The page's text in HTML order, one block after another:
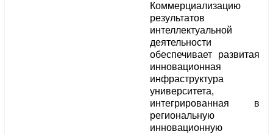
Коммерциализацию
результатов
интеллектуальной
деятельности
обеспечивает развитая
инновационная
инфраструктура
университета,
интегрированная в
региональную
инновационную